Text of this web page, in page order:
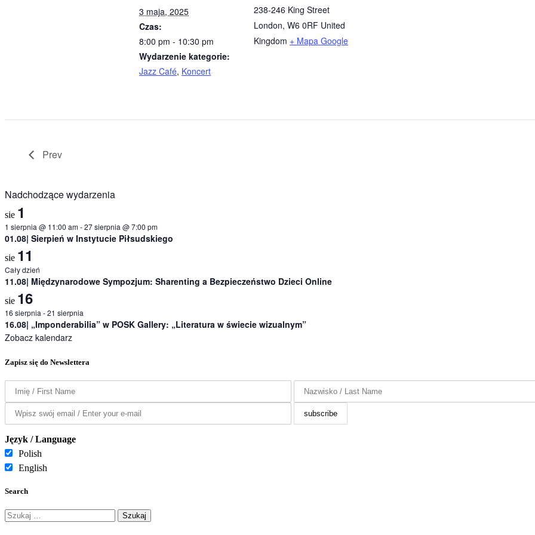
3 maja, 2025
Czas:
8:00 pm - 10:30 pm
Wydarzenie kategorie:
Jazz Café, Koncert
238-246 King Street
London, W6 0RF United
Kingdom + Mapa Google
Prev
Nadchodzące wydarzenia
sie 1
1 sierpnia @ 11:00 am-27 sierpnia @ 7:00 pm
01.08| Sierpień w Instytucie Piłsudskiego
sie 11
Cały dzień
11.08| Międzynarodowe Sympozjum: Sharenting a Bezpieczeństwo Dzieci Online
sie 16
16 sierpnia -21 sierpnia
16.08| „Imponderabilia” w POSK Gallery: „Literatura w świecie wizualnym”
Zobacz kalendarz
Zapisz się do Newslettera
Język / Language
Polish
English
Search
Szukaj: